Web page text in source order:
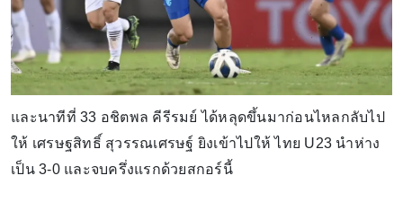
และนาทีที่ 33 อชิตพล คีรีรมย์ ได้หลุดขึ้นมาก่อนไหลกลับไป
ให้ เศรษฐสิทธิ์ สุวรรณเศรษฐ์ ยิงเข้าไปให้ ไทย U23 นำห่าง
เป็น 3-0 และจบครึ่งแรกด้วยสกอร์นี้